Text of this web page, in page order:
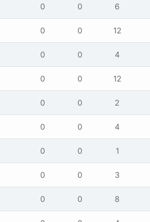
0 0
6
0 0
12
0 0
4
0 0
12
0 0
2
0 0
4
0 0
1
0 0
3
0 0
8